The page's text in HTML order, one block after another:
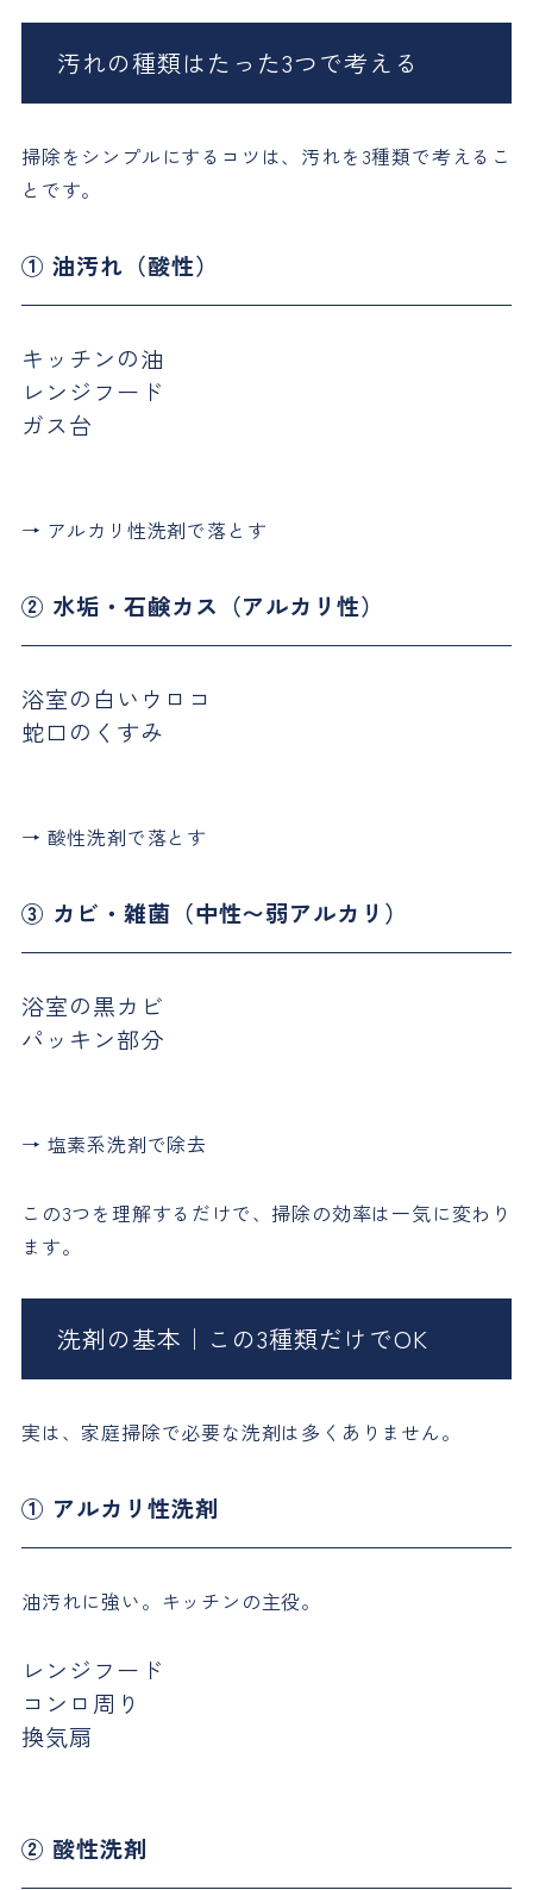
汚れの種類はたった3つで考える
掃除をシンプルにするコツは、汚れを3種類で考えるこ
とです。
① 油汚れ（酸性）
キッチンの油
レンジフード
ガス台
→ アルカリ性洗剤で落とす
② 水垢・石鹸カス（アルカリ性）
浴室の白いウロコ
蛇口のくすみ
→ 酸性洗剤で落とす
③ カビ・雑菌（中性〜弱アルカリ）
浴室の黒カビ
パッキン部分
→ 塩素系洗剤で除去
この3つを理解するだけで、掃除の効率は一気に変わり
ます。
洗剤の基本｜この3種類だけでOK
実は、家庭掃除で必要な洗剤は多くありません。
① アルカリ性洗剤
油汚れに強い。キッチンの主役。
レンジフード
コンロ周り
換気扇
② 酸性洗剤